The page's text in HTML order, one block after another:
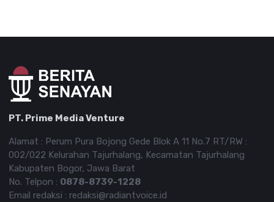
PT. Prime Media Venture
Alamat : Perum Pura Bojong Gede Blok A 11 No.7 RT/RW :
002/022 Kelurahan Tajurhalang, Kecamatan Tajurhalang
Kabupaten Bogor, Jawa Barat
No. Telpon : 0878-8739-1228
Email redaksi : redaksi@radiantvoice.id